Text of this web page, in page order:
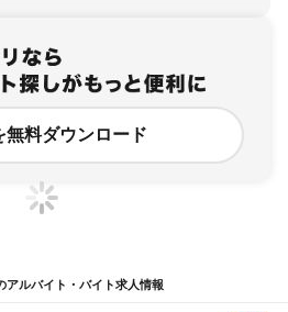
無料ダウンロード
アルバイト・バイト求人情報